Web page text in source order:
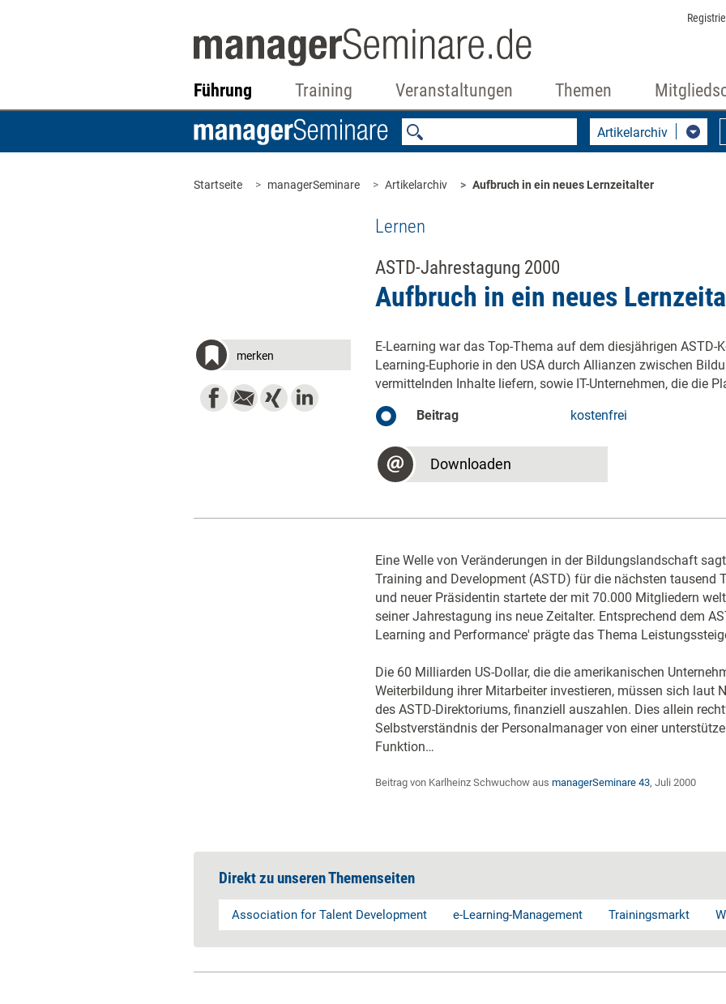
Führung Training Veranstaltungen Themen
Artikelarchiv
Startseite managerSeminare Artikelarchiv Aufbruch in ein neues Lernzeitalter
Lernen
ASTD-Jahrestagung 2000
Aufbruch in ein neues
merken
E-Learning war das Top-Thema auf dem diesjährigen ASTD-
Learning-Euphorie in den USA durch Allianzen zwischen
vermittelnden Inhalte liefern, sowie IT-Unternehmen, die die
Beitrag kostenfrei
Downloaden
Eine Welle von Veränderungen in der Bildungslandschaft
Training and Development (ASTD) für die nächsten tausend
und neuer Präsidentin startete der mit 70.000 Mitgliedern
seiner Jahrestagung ins neue Zeitalter. Entsprechend dem
Learning and Performance' prägte das Thema
Die 60 Milliarden US-Dollar, die die amerikanischen
Weiterbildung ihrer Mitarbeiter investieren, müssen sich laut
des ASTD-Direktoriums, finanziell auszahlen. Dies allein
Selbstverständnis der Personalmanager von einer
Funktion…
Beitrag von Karlheinz Schwuchow aus managerSeminare 43, Juli 2000
Direkt zu unseren Themenseiten
Association for Talent Development e-Learning-Management Trainingsmarkt